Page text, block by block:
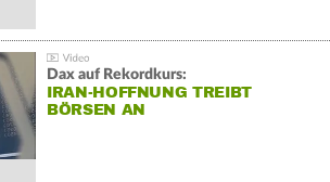
Dax auf Rekordkurs:
IRAN-HOFFNUNG TREIBT
BÖRSEN AN